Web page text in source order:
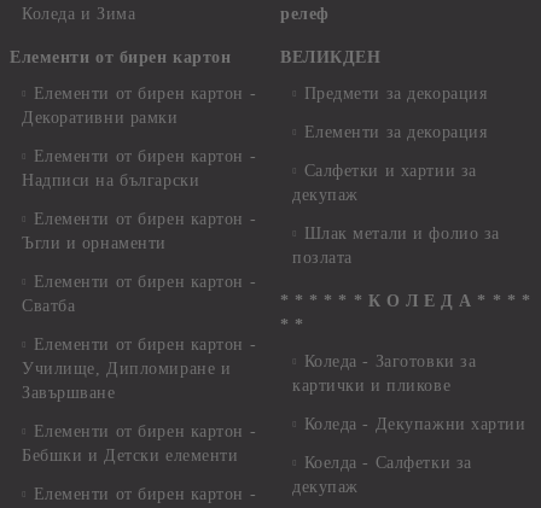
Коледа и Зима
Елементи от бирен картон
Елементи от бирен картон -
Декоративни рамки
Елементи от бирен картон -
Надписи на български
Елементи от бирен картон -
Ъгли и орнаменти
Елементи от бирен картон -
Сватба
Елементи от бирен картон -
Училище, Дипломиране и
Завършване
Елементи от бирен картон -
Бебшки и Детски елементи
Елементи от бирен картон -
релеф
ВЕЛИКДЕН
Предмети за декорация
Елементи за декорация
Салфетки и хартии за
декупаж
Шлак метали и фолио за
позлата
* * * * * * К О Л Е Д А * * * *
* *
Коледа - Заготовки за
картички и пликове
Коледа - Декупажни хартии
Коелда - Салфетки за
декупаж